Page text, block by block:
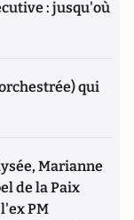
: jusqu'où
qui
Marianne
de la Paix
PM